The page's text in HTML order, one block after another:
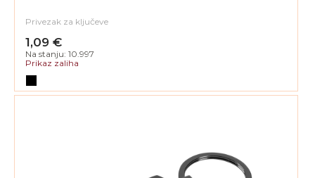
Privezak za ključeve
1,09 €
Na stanju: 10.997
Prikaz zaliha